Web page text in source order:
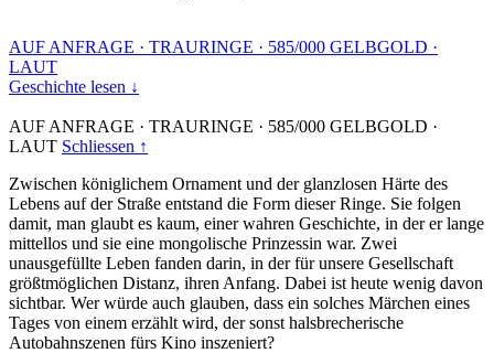
AUF ANFRAGE · TRAURINGE · 585/000 GELBGOLD ·
LAUT
Geschichte lesen ↓
AUF ANFRAGE · TRAURINGE · 585/000 GELBGOLD ·
LAUT Schliessen ↑
Zwischen königlichem Ornament und der glanzlosen Härte des
Lebens auf der Straße entstand die Form dieser Ringe. Sie folgen
damit, man glaubt es kaum, einer wahren Geschichte, in der er lange
mittellos und sie eine mongolische Prinzessin war. Zwei
unausgefüllte Leben fanden darin, in der für unsere Gesellschaft
größtmöglichen Distanz, ihren Anfang. Dabei ist heute wenig davon
sichtbar. Wer würde auch glauben, dass ein solches Märchen eines
Tages von einem erzählt wird, der sonst halsbrecherische
Autobahnszenen fürs Kino inszeniert?